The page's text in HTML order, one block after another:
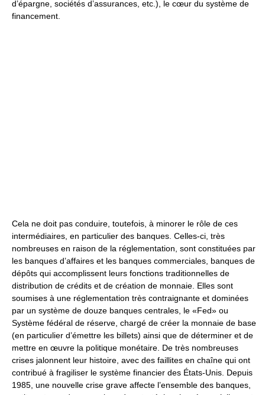
d’épargne, sociétés d’assurances, etc.), le cœur du système de
financement.
Cela ne doit pas conduire, toutefois, à minorer le rôle de ces
intermédiaires, en particulier des banques. Celles-ci, très
nombreuses en raison de la réglementation, sont constituées par
les banques d’affaires et les banques commerciales, banques de
dépôts qui accomplissent leurs fonctions traditionnelles de
distribution de crédits et de création de monnaie. Elles sont
soumises à une réglementation très contraignante et dominées
par un système de douze banques centrales, le «Fed» ou
Système fédéral de réserve, chargé de créer la monnaie de base
(en particulier d’émettre les billets) ainsi que de déterminer et de
mettre en œuvre la politique monétaire. De très nombreuses
crises jalonnent leur histoire, avec des faillites en chaîne qui ont
contribué à fragiliser le système financier des États-Unis. Depuis
1985, une nouvelle crise grave affecte l’ensemble des banques,